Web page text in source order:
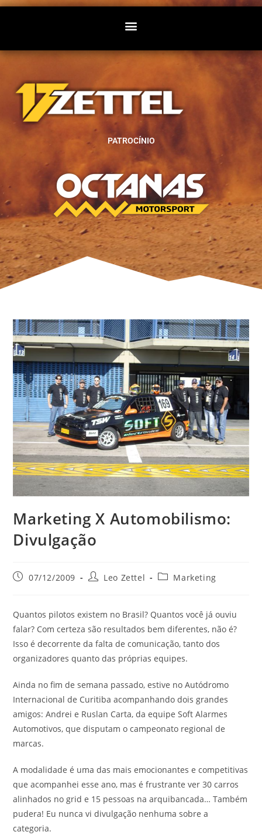
PATROCÍNIO
Marketing X Automobilismo:
Divulgação
07/12/2009 Leo Zettel Marketing
Quantos pilotos existem no Brasil? Quantos você já ouviu
falar? Com certeza são resultados bem diferentes, não é?
Isso é decorrente da falta de comunicação, tanto dos
organizadores quanto das próprias equipes.
Ainda no fim de semana passado, estive no Autódromo
Internacional de Curitiba acompanhando dois grandes
amigos: Andrei e Ruslan Carta, da equipe Soft Alarmes
Automotivos, que disputam o campeonato regional de
marcas.
A modalidade é uma das mais emocionantes e competitivas
que acompanhei esse ano, mas é frustrante ver 30 carros
alinhados no grid e 15 pessoas na arquibancada… Também
pudera! Eu nunca vi divulgação nenhuma sobre a
categoria.